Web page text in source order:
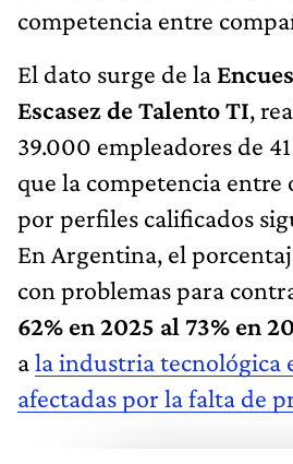
competencia entre
El dato surge de la
Escasez de Talento TI,
39.000 empleadores de
que la competencia entre
por perfiles calificados
En Argentina, el
con problemas para
62% en 2025 al 73% en
ala industria tecnológica
afectadas por la falta de